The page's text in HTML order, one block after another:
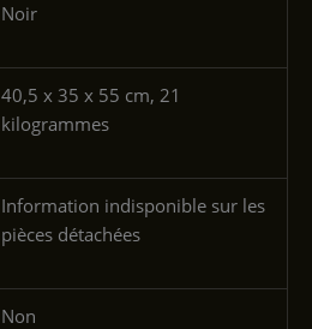
‎Noir
‎40,5 x 35 x 55 cm, 21
kilogrammes
‎Information indisponible sur les
pièces détachées
‎Non